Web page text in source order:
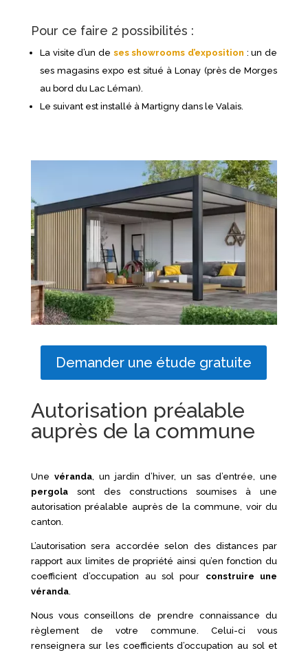
Pour ce faire 2 possibilités :
La visite d’un de ses showrooms d’exposition : un de
ses magasins expo est situé à Lonay (près de Morges
au bord du Lac Léman).
Le suivant est installé à Martigny dans le Valais.
Demander une étude gratuite
Autorisation préalable
auprès de la commune
Une véranda, un jardin d’hiver, un sas d’entrée, une
pergolasont des constructions soumises à une
autorisation préalable auprès de la commune, voir du
canton.
L’autorisation sera accordée selon des distances par
rapport aux limites de propriété ainsi qu’en fonction du
coefficient d’occupation au sol pour construire une
véranda.
Nous vous conseillons de prendre connaissance du
règlement de votre commune. Celui-ci vous
renseignera sur les coefficients d’occupation au sol et